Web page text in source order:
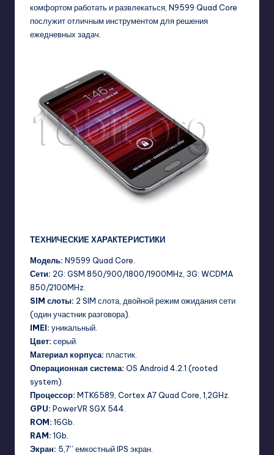
комфортом работать и развлекаться, N9599 Quad Core
послужит отличным инструментом для решения
ежедневных задач.
ТЕХНИЧЕСКИЕ ХАРАКТЕРИСТИКИ
Модель: N9599 Quad Core.
Сети: 2G: GSM 850/900/1800/1900MHz, 3G: WCDMA
850/2100MHz.
SIM слоты: 2 SIM слота, двойной режим ожидания сети
(один участник разговора).
IMEI: уникальный.
Цвет: серый.
Материал корпуса: пластик.
Операционная система: OS Android 4.2.1 (rooted
system).
Процессор: MTK6589, Cortex A7 Quad Core, 1,2GHz.
GPU: PowerVR SGX 544.
ROM: 16Gb.
RAM: 1Gb.
Экран: 5,7’’ емкостный IPS экран.